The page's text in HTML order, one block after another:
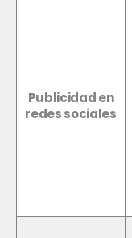
Publicidad en
redes sociales